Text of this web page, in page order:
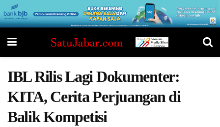
IBL Rilis Lagi Dokumenter:
KITA, Cerita Perjuangan di
Balik Kompetisi